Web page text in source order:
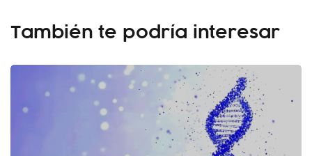
También te podría interesar